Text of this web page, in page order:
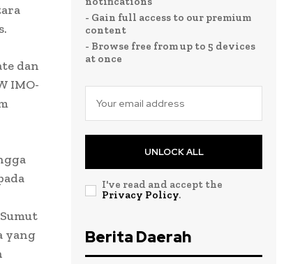
dan
IMO-
yang
- Gain full access to our premium
content
- Browse free from up to 5 devices
at once
UNLOCK ALL
I've read and accept the
Privacy Policy.
Berita Daerah